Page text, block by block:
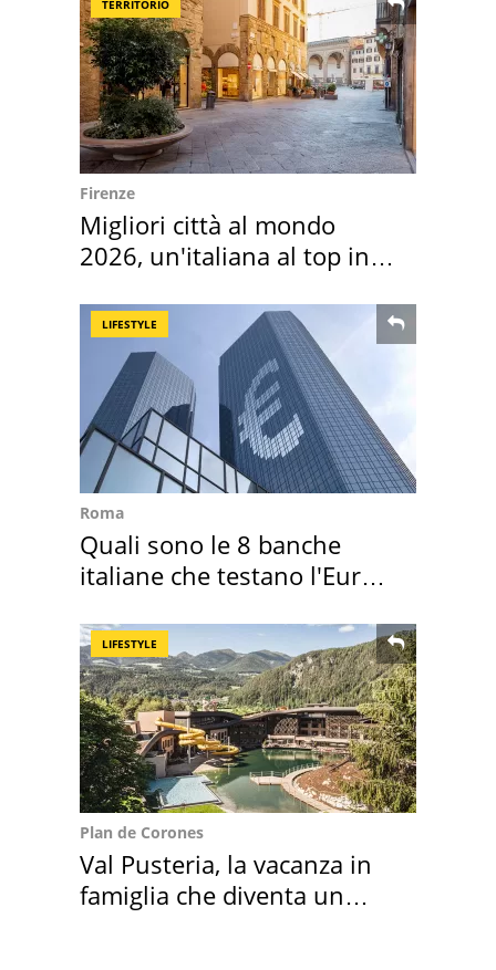
TERRITORIO
Firenze
Migliori città al mondo
2026, un'italiana al top in
LIFESTYLE
Roma
Quali sono le 8 banche
italiane che testano l'Euro
LIFESTYLE
Plan de Corones
Val Pusteria, la vacanza in
famiglia che diventa un